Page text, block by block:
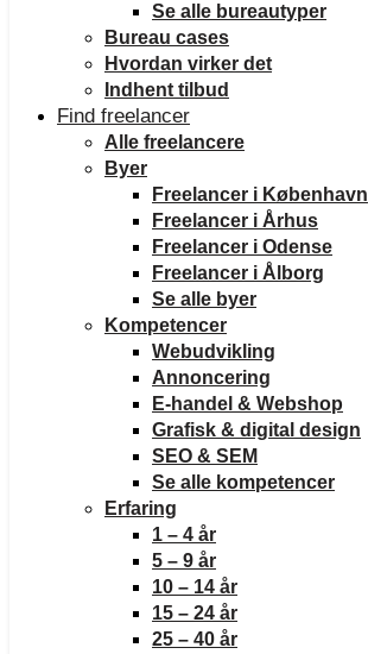
Se alle bureautyper
Bureau cases
Hvordan virker det
Indhent tilbud
Find freelancer
Alle freelancere
Byer
Freelancer i København
Freelancer i Århus
Freelancer i Odense
Freelancer i Ålborg
Se alle byer
Kompetencer
Webudvikling
Annoncering
E-handel & Webshop
Grafisk & digital design
SEO & SEM
Se alle kompetencer
Erfaring
1 – 4 år
5 – 9 år
10 – 14 år
15 – 24 år
25 – 40 år